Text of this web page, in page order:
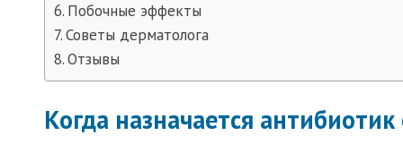
Побочные эффекты
Советы дерматолога
Отзывы
Когда назначается